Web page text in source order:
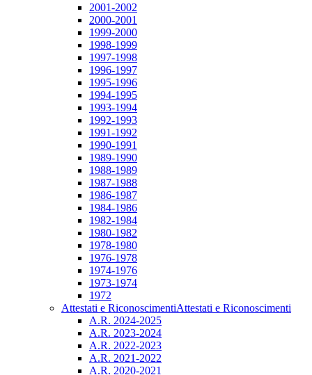
2001-2002
2000-2001
1999-2000
1998-1999
1997-1998
1996-1997
1995-1996
1994-1995
1993-1994
1992-1993
1991-1992
1990-1991
1989-1990
1988-1989
1987-1988
1986-1987
1984-1986
1982-1984
1980-1982
1978-1980
1976-1978
1974-1976
1973-1974
1972
Attestati e RiconoscimentiAttestati e Riconoscimenti
A.R. 2024-2025
A.R. 2023-2024
A.R. 2022-2023
A.R. 2021-2022
A.R. 2020-2021